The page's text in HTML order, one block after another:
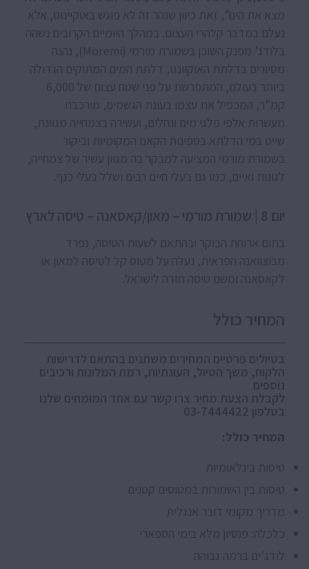
מצא את הים”, זאת כיוון שנהר זה לא פוגש באוקיינוס, אלא
נעלם במדבר קלהרי העצום. במהלך היומיים הקרובים נשהה
בלודג’ מפנק השוכן בשמורת מורמי (Moremi), נהנה
מסיורים בדלתת האוקוונגו, דלתת המים המתוקים הגדולה
ביותר בעולם, המתפרשת על פני שטח עצום של 6,000
קמ”ר, המכפיל את עצמו בעונת הגשמים, מורכבת
מעשרות אלפי פלגי מים ונחלים, ועשירה בצמחייה מגוונת,
שייט במי הדלתא בספינות הקאנו המקומיות וביקור
בשמורת מורמי המציעה למבקר בה מגוון עשיר של צמחייה,
לגונות ואיים, כמו גם בעלי חיים רבים ושלל בעלי כנף.
יום 8 | שמורת מורמי – מאון/קאסאנה – טיסה לארץ
בתום ארוחת הבוקר ובהתאם לשעות הטיסה, נפרד
מבוצוואנה הפראית, נעלה על מטוס קל לטיסה למאון או
לקאסאנה ומשם טיסה חזרה לישראל.
המחיר כולל
בטיולים פרטיים המחירים משתנים בהתאם לדרישות
הלקוח, משך הטיול, העונתיות, רמת המלונות ורכיבים
נוספים
לקבלת הצעת מחיר צרו קשר עם אחד המומחים שלנו
בטלפון 03-7444422
המחיר כולל:
טיסות בינלאומיות
טיסות בין השמורות במטוסים קטנים
מדריך מקומי דובר אנגלית
כלכלה: פנסיון מלא בימי הספארי
לודג’ים ברמה גבוהה